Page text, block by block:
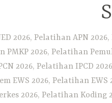
2026, Pelatihan APN
2026, Pelatihan
2026, Pelatihan IPCD
EWS 2026, Pelatihan
2026, Pelatihan